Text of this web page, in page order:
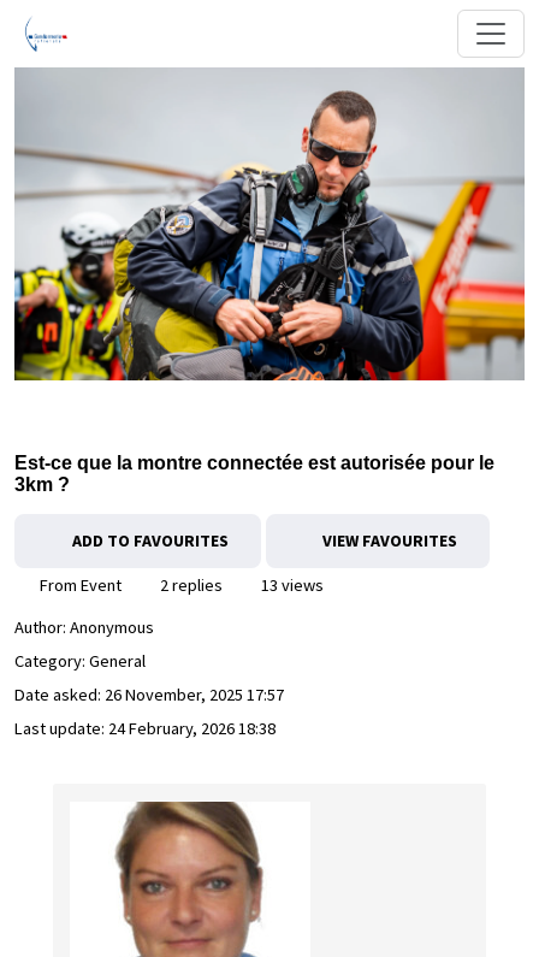
Est-ce que la montre connectée est autorisée pour le
3km ?
ADD TO FAVOURITES VIEW FAVOURITES
From Event 2 replies
13 views
Author: Anonymous
Category: General
Date asked: 26 November, 2025 17:57
Last update: 24 February, 2026 18:38